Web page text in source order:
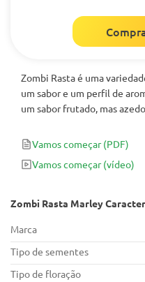
Zombi Rasta é uma
um sabor e um perfil de
um sabor frutado, mas
pinho e almíscar terroso.
à base de ervas com tons
Indica dominante, então é
relaxante. Graças à
dor, a ansiedade, a
Vamos começar (PDF)
Vamos começar(vídeo)
Zombi Rasta Marley
Marca
Tipo de sementes
Tipo de floração